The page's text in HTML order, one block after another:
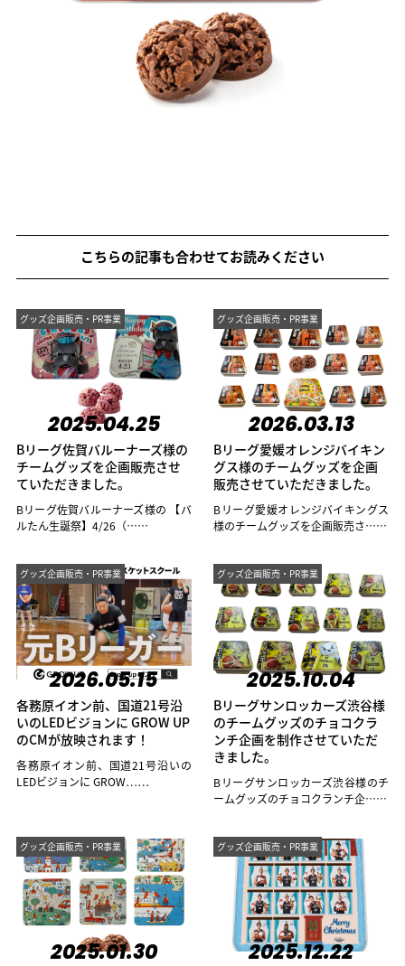
こちらの記事も合わせてお読みください
グッズ企画販売・PR事業
2025.04.25
Bリーグ佐賀バルーナーズ様の
チームグッズを企画販売させ
ていただきました。
Bリーグ佐賀バルーナーズ様の 【バ
ルたん生誕祭】4/26（……
グッズ企画販売・PR事業
2026.03.13
Bリーグ愛媛オレンジバイキン
グス様のチームグッズを企画
販売させていただきました。
Bリーグ愛媛オレンジバイキングス
様のチームグッズを企画販売さ……
グッズ企画販売・PR事業
2026.05.15
各務原イオン前、国道21号沿
いのLEDビジョンに GROW UP
のCMが放映されます！
各務原イオン前、国道21号沿いの
LEDビジョンに GROW……
グッズ企画販売・PR事業
2025.10.04
Bリーグサンロッカーズ渋谷様
のチームグッズのチョコクラ
ンチ企画を制作させていただ
きました。
Bリーグサンロッカーズ渋谷様のチ
ームグッズのチョコクランチ企……
グッズ企画販売・PR事業
2025.01.30
グッズ企画販売・PR事業
2025.12.22